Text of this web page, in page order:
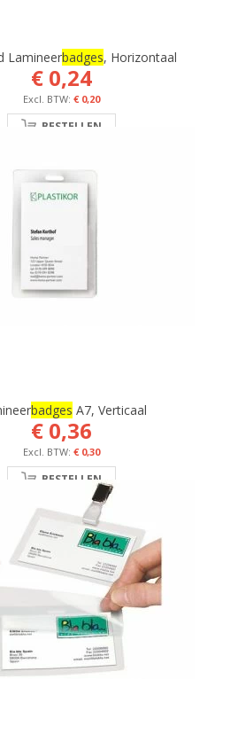
LamineerBadges, Horizontaal
€ 0,24
€ 0,20
BESTELLEN
Badges A7, Verticaal
€ 0,36
€ 0,30
BESTELLEN